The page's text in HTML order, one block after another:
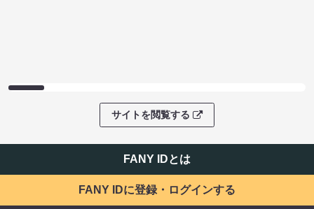
サイトを閲覧する
FANY IDとは
FANY IDに登録・ログインする